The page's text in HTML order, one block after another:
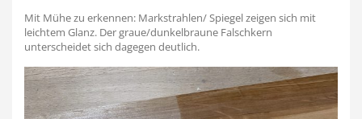
Mit Mühe zu erkennen: Markstrahlen/ Spiegel zeigen sich mit
leichtem Glanz. Der graue/dunkelbraune Falschkern
unterscheidet sich dagegen deutlich.